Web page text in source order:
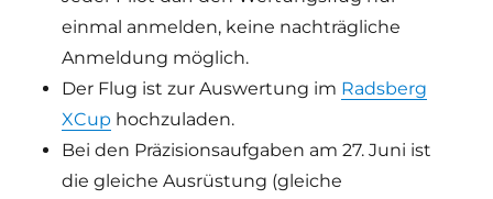
einmal anmelden, keine nachträgliche
Anmeldung möglich.
Der Flug ist zur Auswertung im Radsberg
XCup hochzuladen.
Bei den Präzisionsaufgaben am 27. Juni ist
die gleiche Ausrüstung (gleiche